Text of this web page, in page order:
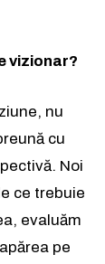
vizionar?
nu
cu
Noi
ce trebuie
evaluăm
pe